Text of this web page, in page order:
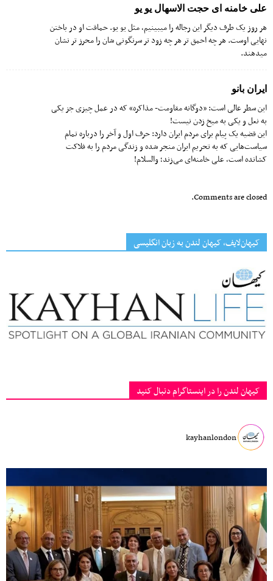
علی خامنه ای حجت الاسهال یو یو
هر روز یک طرف دیگر این رجاله را میبینیم، مثل یو یو. حماقت او در باختن
نهایی اوست. هر چه احمق تر هر چه زود تر سرنگونی شان را محرز تر نشان
میدهند.
ایران بانو
این سطر عالی است: «دوگانه مقاومت- مذاکره» که در عمل چیزی جز یکی
به نعل و یکی به میخ زدن نیست!
این قضیه یک پیام برای مردم ایران دارد: حرف اول و آخر را درباره تمام
سیاست‌هایی که به تحریم ایران منجر شده و زندگی مردم را به فلاکت
کشانده است، علی خامنه‌ای می‌زند؛ والسلام!
Comments are closed.
کیهان‌لایف، کیهان لندن به زبان انگلیسی
کیهان لندن را در اینستاگرام دنبال کنید
kayhanlondon